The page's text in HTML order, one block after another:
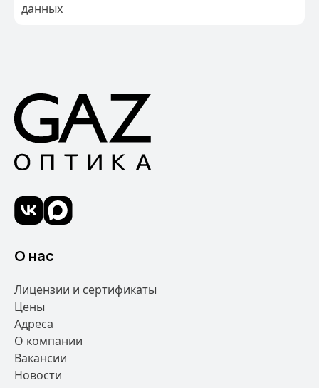
данных
О нас
Лицензии и сертификаты
Цены
Адреса
О компании
Вакансии
Новости